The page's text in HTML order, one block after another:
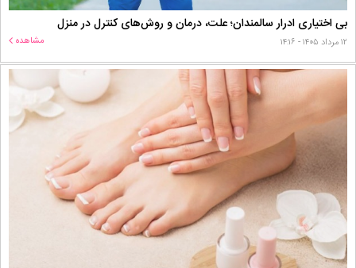
بی اختیاری ادرار سالمندان؛ علت، درمان و روش‌های کنترل در منزل
۱۲ مرداد ۱۴۰۵ - ۱۴:۱۶ مشاهده